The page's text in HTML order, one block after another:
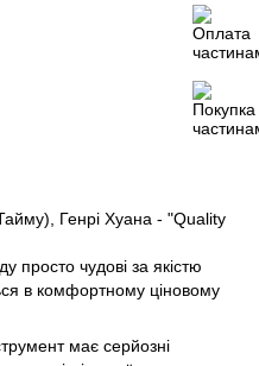
Генрі Хуана - "Quality
просто чудові за якістю
в комфортному ціновому
має серйозні